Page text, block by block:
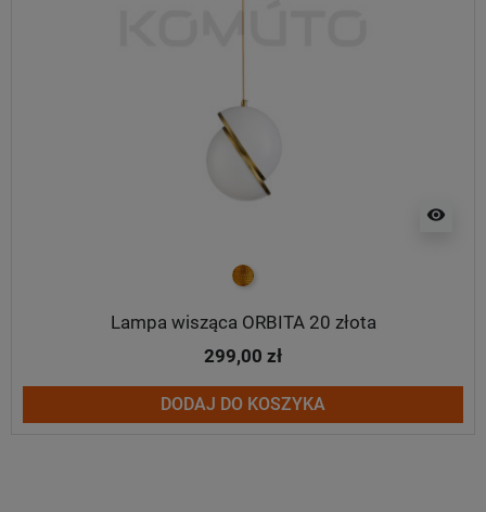
visibility
złoty
Lampa wisząca ORBITA 20 złota
299,00 zł
DODAJ DO KOSZYKA